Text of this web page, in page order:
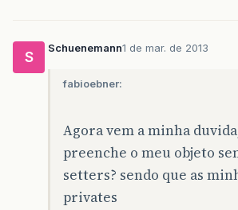
S
Schuenemann1 de mar. de 2013
fabioebner:
Agora vem a minha
preenche o meu objeto
setters? sendo que as
privates